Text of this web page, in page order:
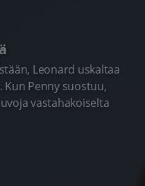
Leonard uskaltaa
Penny suostuu,
vastahakoiselta